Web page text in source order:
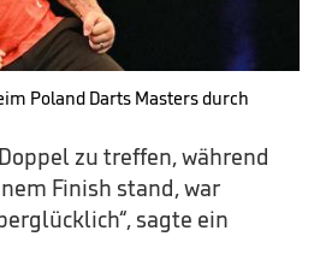
Poland Darts Masters durch
zu treffen, während
Finish stand, war
sagte ein